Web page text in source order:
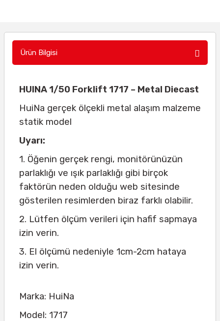
Ürün Bilgisi
HUINA 1/50 Forklift 1717 – Metal Diecast
HuiNa gerçek ölçekli metal alaşım malzeme
statik model
Uyarı:
1. Öğenin gerçek rengi, monitörünüzün
parlaklığı ve ışık parlaklığı gibi birçok
faktörün neden olduğu web sitesinde
gösterilen resimlerden biraz farklı olabilir.
2. Lütfen ölçüm verileri için hafif sapmaya
izin verin.
3. El ölçümü nedeniyle 1cm-2cm hataya
izin verin.
Marka: HuiNa
Model: 1717